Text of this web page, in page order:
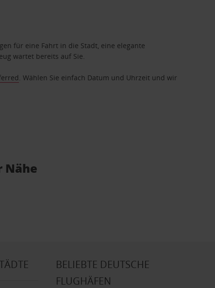
für eine Fahrt in die Stadt, eine elegante
wartet bereits auf Sie.
. Wählen Sie einfach Datum und Uhrzeit und wir
Nähe
BELIEBTE DEUTSCHE
FLUGHÄFEN